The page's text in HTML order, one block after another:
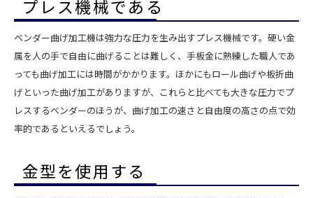
プレス機械である
ベンダー曲げ加工機は強力な圧力を生み出すプレス機械です。硬い金
属を人の手で自由に曲げることは難しく、手板金に熟練した職人であ
っても曲げ加工には時間がかかります。ほかにもロール曲げや板折曲
げといった曲げ加工がありますが、これらと比べても大きな圧力でプ
レスするベンダーのほうが、曲げ加工の速さと自由度の高さの点で効
率的であるといえるでしょう。
金型を使用する